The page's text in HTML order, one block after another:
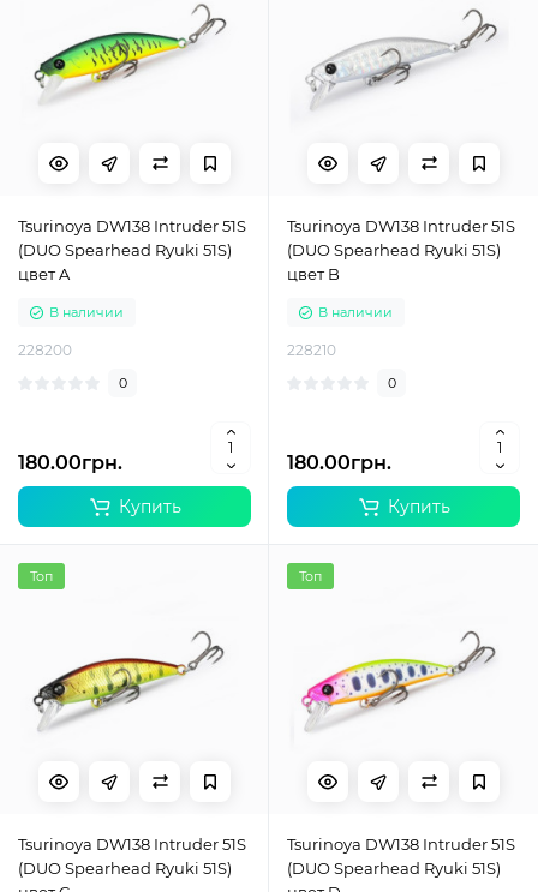
Tsurinoya DW138 Intruder 51S
(DUO Spearhead Ryuki 51S)
цвет A
В наличии
228200
0
180.00грн.
Купить
Tsurinoya DW138 Intruder 51S
(DUO Spearhead Ryuki 51S)
цвет B
В наличии
228210
0
180.00грн.
Купить
Топ
Tsurinoya DW138 Intruder 51S
(DUO Spearhead Ryuki 51S)
Топ
Tsurinoya DW138 Intruder 51S
(DUO Spearhead Ryuki 51S)